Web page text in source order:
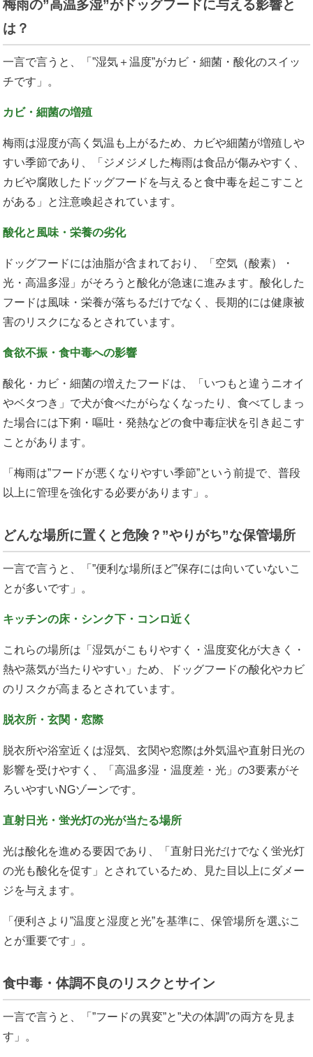
梅雨の”高温多湿”がドッグフードに与える影響と
は？
一言で言うと、「”湿気＋温度”がカビ・細菌・酸化のスイッ
チです」。
カビ・細菌の増殖
梅雨は湿度が高く気温も上がるため、カビや細菌が増殖しや
すい季節であり、「ジメジメした梅雨は食品が傷みやすく、
カビや腐敗したドッグフードを与えると食中毒を起こすこと
がある」と注意喚起されています。
酸化と風味・栄養の劣化
ドッグフードには油脂が含まれており、「空気（酸素）・
光・高温多湿」がそろうと酸化が急速に進みます。酸化した
フードは風味・栄養が落ちるだけでなく、長期的には健康被
害のリスクになるとされています。
食欲不振・食中毒への影響
酸化・カビ・細菌の増えたフードは、「いつもと違うニオイ
やベタつき」で犬が食べたがらなくなったり、食べてしまっ
た場合には下痢・嘔吐・発熱などの食中毒症状を引き起こす
ことがあります。
「梅雨は”フードが悪くなりやすい季節”という前提で、普段
以上に管理を強化する必要があります」。
どんな場所に置くと危険？”やりがち”な保管場所
一言で言うと、「”便利な場所ほど”保存には向いていないこ
とが多いです」。
キッチンの床・シンク下・コンロ近く
これらの場所は「湿気がこもりやすく・温度変化が大きく・
熱や蒸気が当たりやすい」ため、ドッグフードの酸化やカビ
のリスクが高まるとされています。
脱衣所・玄関・窓際
脱衣所や浴室近くは湿気、玄関や窓際は外気温や直射日光の
影響を受けやすく、「高温多湿・温度差・光」の3要素がそ
ろいやすいNGゾーンです。
直射日光・蛍光灯の光が当たる場所
光は酸化を進める要因であり、「直射日光だけでなく蛍光灯
の光も酸化を促す」とされているため、見た目以上にダメー
ジを与えます。
「便利さより”温度と湿度と光”を基準に、保管場所を選ぶこ
とが重要です」。
食中毒・体調不良のリスクとサイン
一言で言うと、「”フードの異変”と”犬の体調”の両方を見ま
す」。